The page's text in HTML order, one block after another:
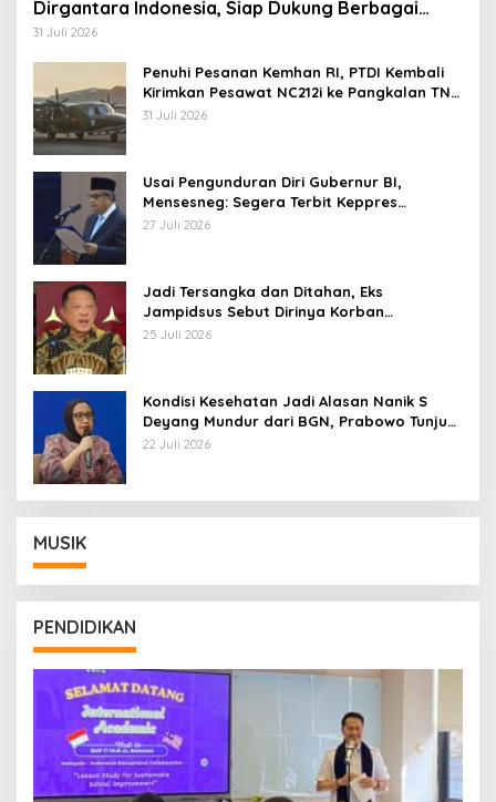
Dirgantara Indonesia, Siap Dukung Berbagai
Operasi TNI
31 Juli 2026
Penuhi Pesanan Kemhan RI, PTDI Kembali
Kirimkan Pesawat NC212i ke Pangkalan TNI
AU
31 Juli 2026
Usai Pengunduran Diri Gubernur BI,
Mensesneg: Segera Terbit Keppres
Pemberhentian dengan Hormat
27 Juli 2026
Jadi Tersangka dan Ditahan, Eks
Jampidsus Sebut Dirinya Korban
Kriminalisasi
25 Juli 2026
Kondisi Kesehatan Jadi Alasan Nanik S
Deyang Mundur dari BGN, Prabowo Tunjuk
Wamentan Sudaryono
22 Juli 2026
MUSIK
PENDIDIKAN